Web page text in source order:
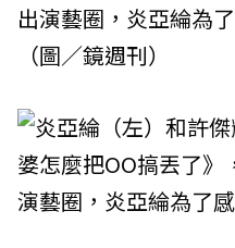
出演藝圈，炎亞綸為
（圖／鏡週刊）